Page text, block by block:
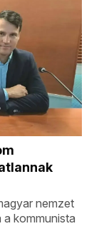
nemzet
kommunista